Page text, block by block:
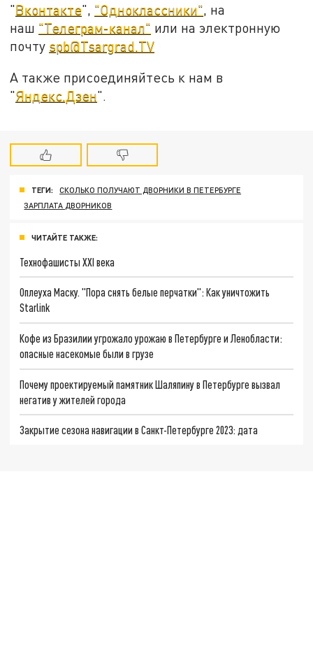
"Вконтакте", "Одноклассники" , на
наш "Телеграм-канал" или на электронную
почту spb@Tsargrad.TV
А также присоединяйтесь к нам в
"Яндекс.Дзен".
ТЕГИ:
СКОЛЬКО ПОЛУЧАЮТ ДВОРНИКИ В ПЕТЕРБУРГЕ
ЗАРПЛАТА ДВОРНИКОВ
ЧИТАЙТЕ ТАКЖЕ:
Технофашисты XXI века
Оплеуха Маску. "Пора снять белые перчатки": Как уничтожить
Starlink
Кофе из Бразилии угрожало урожаю в Петербурге и Ленобласти:
опасные насекомые были в грузе
Почему проектируемый памятник Шаляпину в Петербурге вызвал
негатив у жителей города
Закрытие сезона навигации в Санкт-Петербурге 2023: дата